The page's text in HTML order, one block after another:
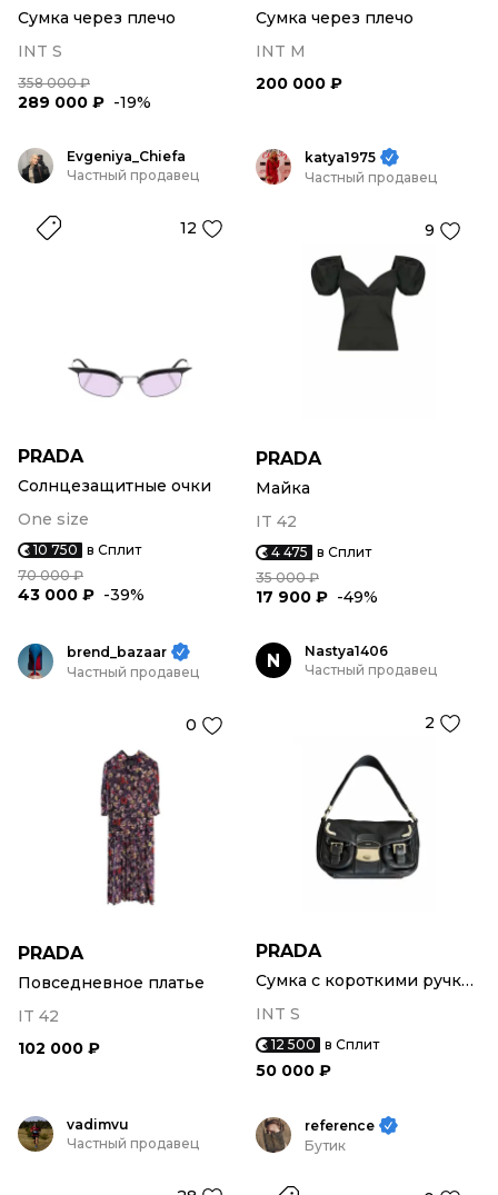
Сумка через плечо
INT S
358 000 ₽
289 000 ₽ -19%
Сумка через плечо
INT M
200 000 ₽
Evgeniya_Chiefa
Частный продавец
12
PRADA
Солнцезащитные очки
One size
10 750 в Сплит
70 000 ₽
43 000 ₽ -39%
katya1975
Частный продавец
9
PRADA
Майка
IT 42
4 475 в Сплит
35 000 ₽
17 900 ₽ -49%
brend_bazaar
Частный продавец
0
PRADA
Повседневное платье
IT 42
102 000 ₽
N
Nastya1406
Частный продавец
2
PRADA
Сумка с короткими ручками
INT S
12 500 в Сплит
50 000 ₽
vadimvu
Частный продавец
reference
Бутик